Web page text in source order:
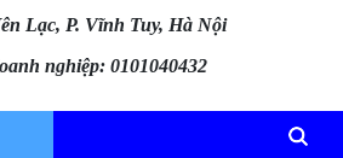
Lạc, P. Vĩnh Tuy, Hà Nội
nghiệp: 0101040432